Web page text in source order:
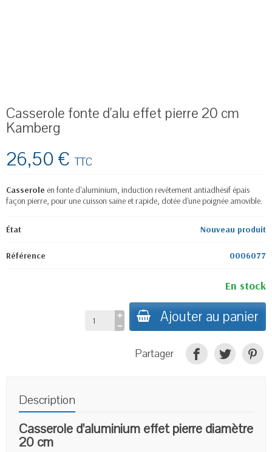
Casserole fonte d'alu effet pierre 20 cm
Kamberg
26,50 €TTC
Casserole en fonte d'aluminium, induction revêtement antiadhésif épais
façon pierre, pour une cuisson saine et rapide, dotée d'une poignée amovible.
État Nouveau produit
Référence 0006077
En stock
Ajouter au panier
Partager
Description
Casserole d'aluminium effet pierre diamètre
20 cm